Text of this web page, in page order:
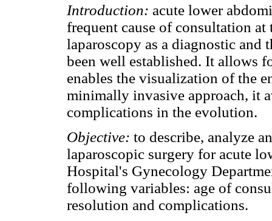
Introduction: acute lower
frequent cause of consultation
laparoscopy as a diagnostic and
been well established. It allows
enables the visualization of the
minimally invasive approach, it
complications in the evolution.
Objective: to describe, analyze
laparoscopic surgery for acute
Hospital's Gynecology
following variables: age of
resolution and complications.